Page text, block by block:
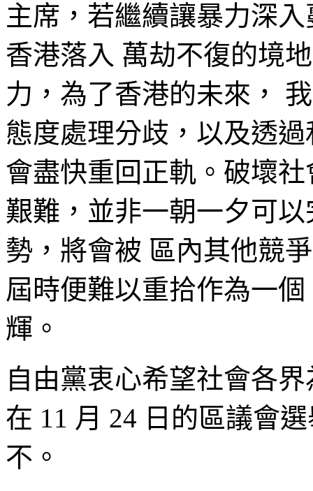
主席，若繼續讓暴力深
香港落入 萬劫不復的境
力，為了香港的未來，
態度處理分歧，以及透
會盡快重回正軌。破壞
艱難，並非一朝一夕可
勢，將會被 區內其他競
屆時便難以重拾作為一
輝。
自由黨衷心希望社會各
在 11 月 24 日的區議會
不。